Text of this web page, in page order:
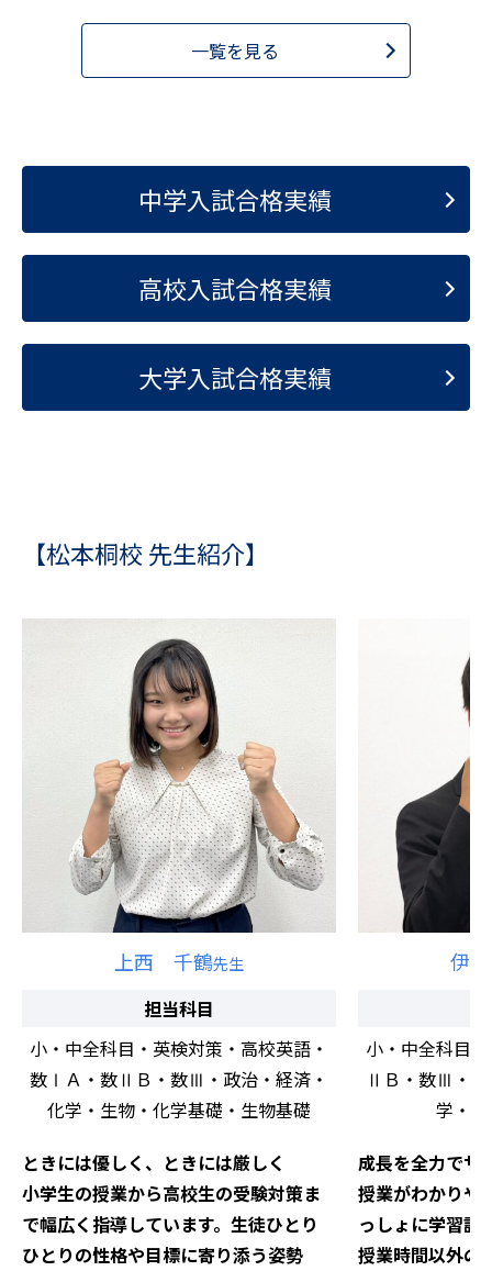
一覧を見る
中学入試合格実績
高校入試合格実績
大学入試合格実績
【松本桐校 先生紹介】
上西 千鶴先生
担当科目
小・中全科目・英検対策・高校英語・
数ⅠＡ・数ⅡＢ・数Ⅲ・政治・経済・
化学・生物・化学基礎・生物基礎
ときには優しく、ときには厳しく
小学生の授業から高校生の受験対策ま
で幅広く指導しています。生徒ひとり
ひとりの性格や目標に寄り添う姿勢
伊
小・中全科目
ⅡＢ・数Ⅲ・現
学・
成長を全力でサ
授業がわかりや
っしょに学習計
授業時間以外の